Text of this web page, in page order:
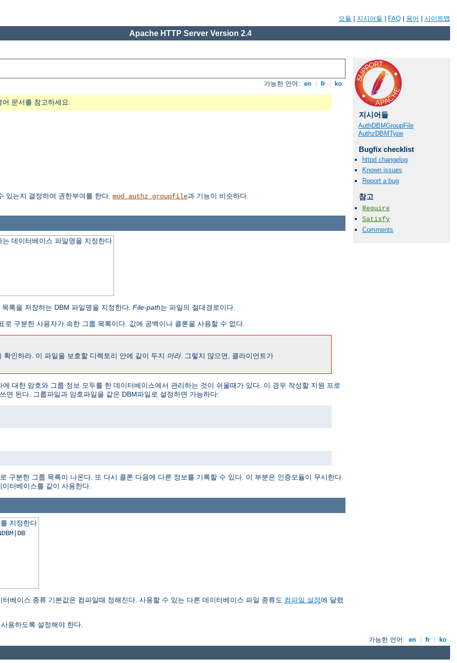
모듈 지시어들 FAQ 용어 사이트맵
Apache HTTP Server Version 2.4
가능한 언어: en fr ko
문서를 참고하세요.
있는지 결정하여 권한부여를 한다. mod_authz_groupfile과 기능이 비슷하다.
지시어들
AuthDBMGroupFile
AuthzDBMType
Bugfix checklist
httpd changelog
Known issues
Report a bug
참고
Require
Satisfy
Comments
데이터베이스 파일명을 지정한다
록을 저장하는 DBM 파일명을 지정한다. File-path는 파일의 절대경로이다.
구분한 사용자가 속한 그룹 목록이다. 값에 공백이나 콜론을 사용할 수 없다.
확인하라. 이 파일을 보호할 디렉토리 안에 같이 두지 마라. 그렇지 않으면, 클라이언트가
대한 암호와 그룹 정보 모두를 한 데이터베이스에서 관리하는 것이 쉬울때가 있다. 이 경우 작성할 지원 프로
면 된다. 그룹파일과 암호파일을 같은 DBM파일로 설정하면 가능하다:
구분한 그룹 목록이 나온다. 또 다시 콜론 다음에 다른 정보를 기록할 수 있다. 이 부분은 인증모듈이 무시한다.
터베이스를 같이 사용한다.
지정한다
베이스 종류 기본값은 컴파일때 정해진다. 사용할 수 있는 다른 데이터베이스 파일 종류도 컴파일 설정에 달렸
용하도록 설정해야 한다.
가능한 언어: en fr ko